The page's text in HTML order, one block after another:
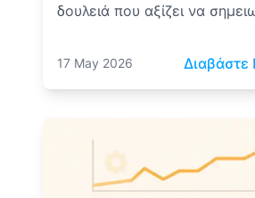
δουλειά που αξίζει να
17 May 2026 Διαβάστε